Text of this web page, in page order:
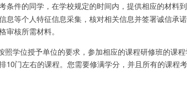
条件的同学，在学校规定的时间内，提供相应的材料
息等个人特征信息采集，核对相关信息并签署诚信承
审核所需材料。
照学位授予单位的要求，参加相应的课程研修班的课
10门左右的课程。您需要修满学分，并且所有的课程